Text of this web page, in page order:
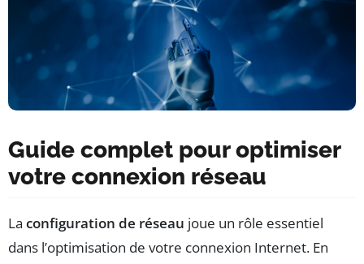
Guide complet pour optimiser
votre connexion réseau
La configuration de réseau joue un rôle essentiel
dans l’optimisation de votre connexion Internet. En